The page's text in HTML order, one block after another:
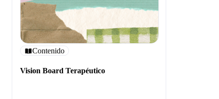
Contenido
Vision Board Terapéutico